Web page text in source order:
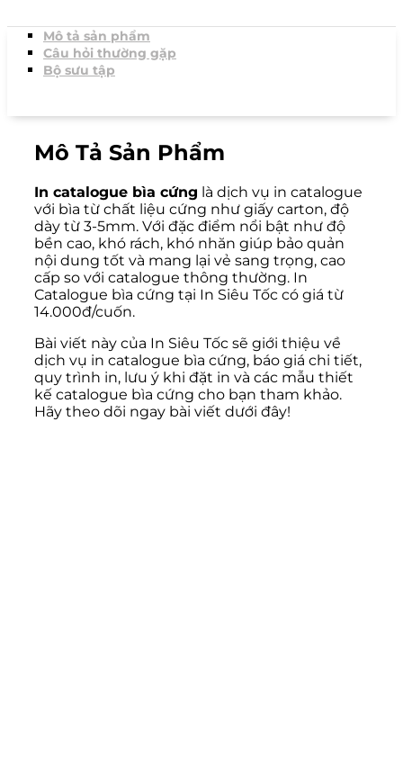
Mô tả sản phẩm
Câu hỏi thường gặp
Bộ sưu tập
Mô Tả Sản Phẩm
In catalogue bìa cứng là dịch vụ in catalogue
với bìa từ chất liệu cứng như giấy carton, độ
dày từ 3-5mm. Với đặc điểm nổi bật như độ
bền cao, khó rách, khó nhăn giúp bảo quản
nội dung tốt và mang lại vẻ sang trọng, cao
cấp so với catalogue thông thường. In
Catalogue bìa cứng tại In Siêu Tốc có giá từ
14.000đ/cuốn.
Bài viết này của In Siêu Tốc sẽ giới thiệu về
dịch vụ in catalogue bìa cứng, báo giá chi tiết,
quy trình in, lưu ý khi đặt in và các mẫu thiết
kế catalogue bìa cứng cho bạn tham khảo.
Hãy theo dõi ngay bài viết dưới đây!